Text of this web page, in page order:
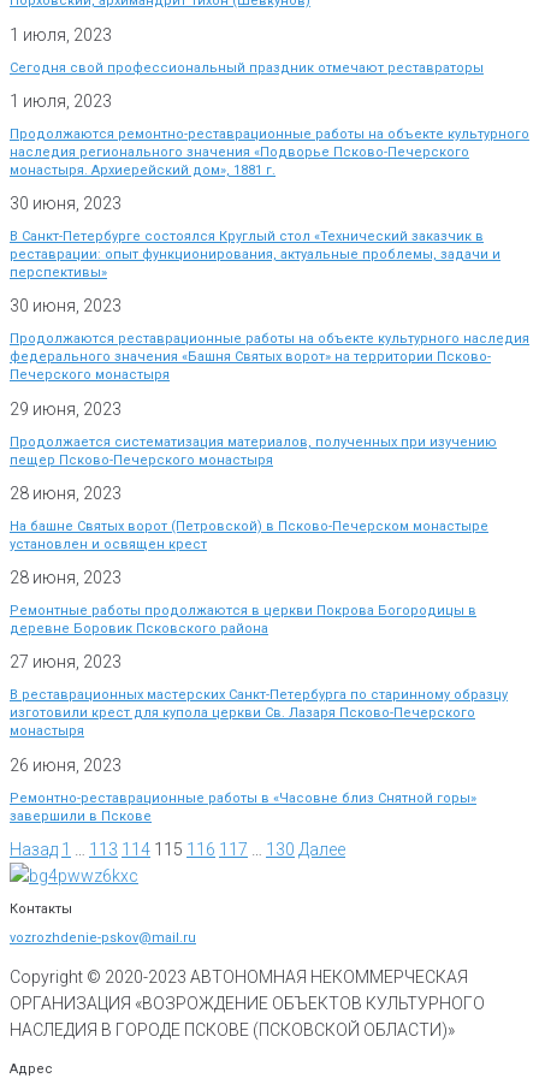
1 июля, 2023
Сегодня свой профессиональный праздник отмечают реставраторы
1 июля, 2023
Продолжаются ремонтно-реставрационные работы на объекте культурного
наследия регионального значения «Подворье Псково-Печерского
монастыря. Архиерейский дом», 1881 г.
30 июня, 2023
В Санкт-Петербурге состоялся Круглый стол «Технический заказчик в
реставрации: опыт функционирования, актуальные проблемы, задачи и
перспективы»
30 июня, 2023
Продолжаются реставрационные работы на объекте культурного наследия
федерального значения «Башня Святых ворот» на территории Псково-
Печерского монастыря
29 июня, 2023
Продолжается систематизация материалов, полученных при изучению
пещер Псково-Печерского монастыря
28 июня, 2023
На башне Святых ворот (Петровской) в Псково-Печерском монастыре
установлен и освящен крест
28 июня, 2023
Ремонтные работы продолжаются в церкви Покрова Богородицы в
деревне Боровик Псковского района
27 июня, 2023
В реставрационных мастерских Санкт-Петербурга по старинному образцу
изготовили крест для купола церкви Св. Лазаря Псково-Печерского
монастыря
26 июня, 2023
Ремонтно-реставрационные работы в «Часовне близ Снятной горы»
завершили в Пскове
Назад 1 113 114 115 116 117 130 Далее
Контакты
vozrozhdenie-pskov@mail.ru
Copyright © 2020-2023 АВТОНОМНАЯ НЕКОММЕРЧЕСКАЯ
ОРГАНИЗАЦИЯ «ВОЗРОЖДЕНИЕ ОБЪЕКТОВ КУЛЬТУРНОГО
НАСЛЕДИЯ В ГОРОДЕ ПСКОВЕ (ПСКОВСКОЙ ОБЛАСТИ)»
Адрес